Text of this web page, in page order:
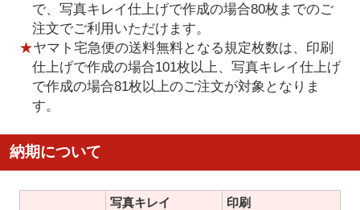
で、写真キレイ仕上げで作成の場合80枚までのご
注文でご利用いただけます。
★ヤマト宅急便の送料無料となる規定枚数は、印刷
仕上げで作成の場合101枚以上、写真キレイ仕上げ
で作成の場合81枚以上のご注文が対象となりま
す。
納期について
写真キレイ
印刷